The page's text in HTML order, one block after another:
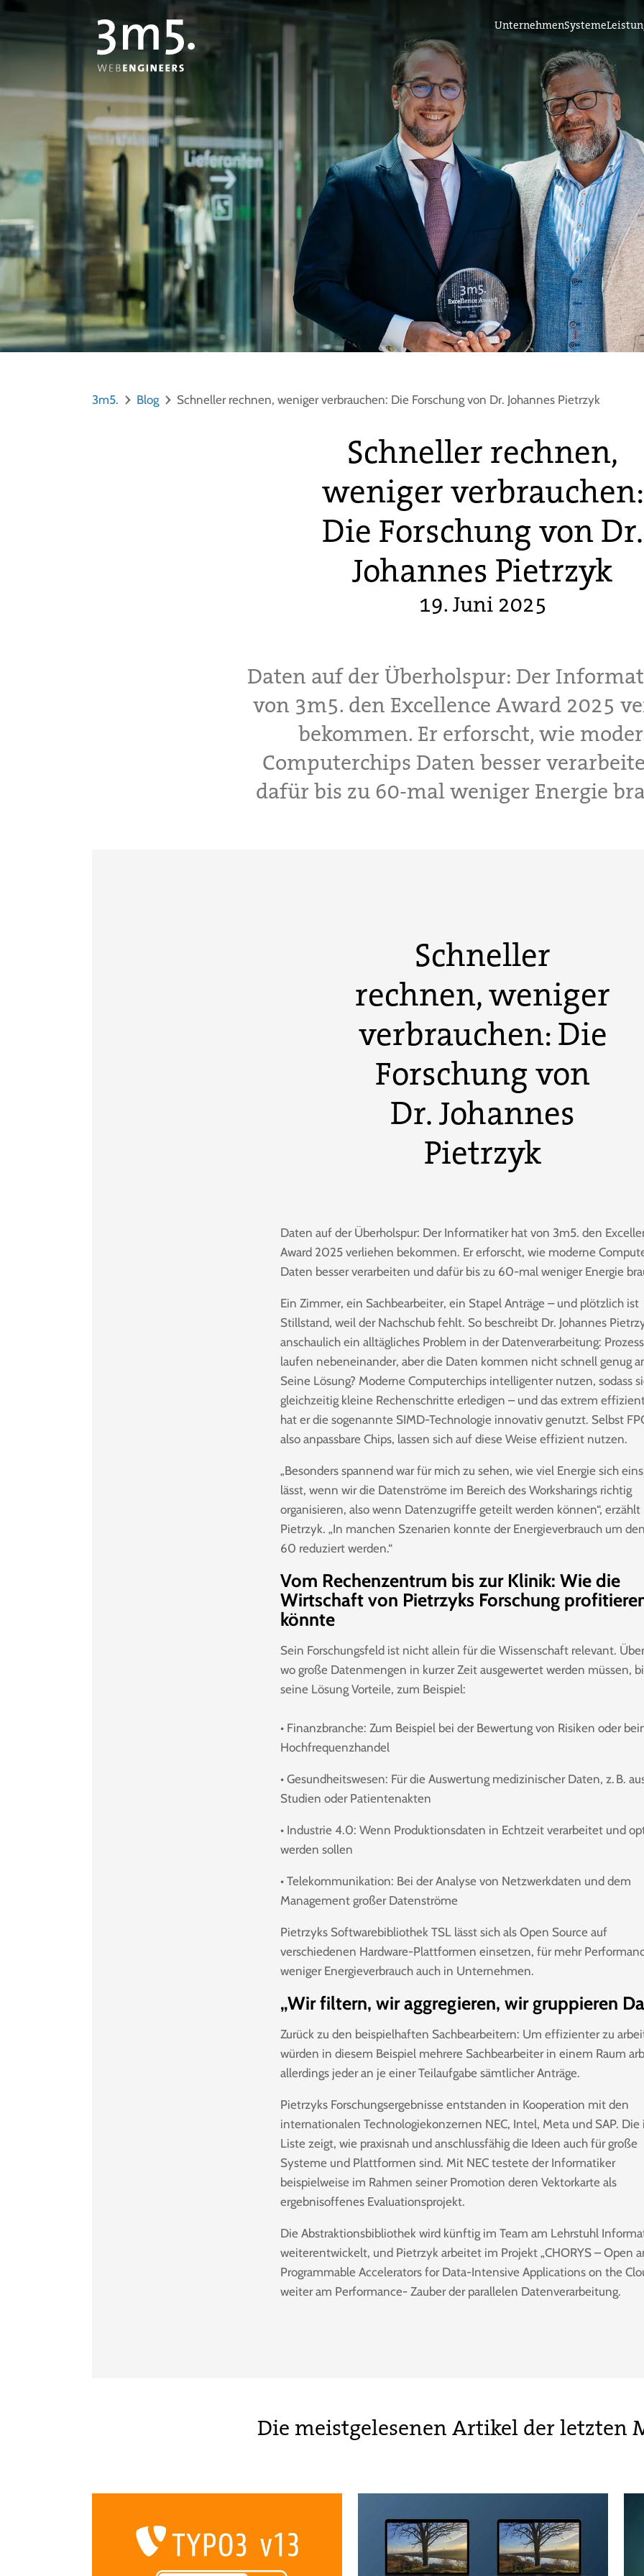
UnternehmenSysteme
3m5. Blog Schneller rechnen, weniger verbrauchen: Die Forschung von Dr. Johannes Pietrzyk
Schneller rechnen,
weniger verbrauchen:
Die Forschung von Dr.
Johannes Pietrzyk
19. Juni 2025
Daten auf der Überholspur: Der
von 3m5. den Excellence Award 2025
bekommen. Er erforscht, wie
Computerchips Daten besser
dafür bis zu 60-mal weniger Energie
Schneller
rechnen, weniger
verbrauchen: Die
Forschung von
Dr. Johannes
Pietrzyk
Daten auf der Überholspur: Der Informatiker hat von 3m5. den
Award 2025 verliehen bekommen. Er erforscht, wie moderne
Daten besser verarbeiten und dafür bis zu 60-mal weniger Energie
Ein Zimmer, ein Sachbearbeiter, ein Stapel Anträge – und plötzlich ist
Stillstand, weil der Nachschub fehlt. So beschreibt Dr. Johannes
anschaulich ein alltägliches Problem in der Datenverarbeitung:
laufen nebeneinander, aber die Daten kommen nicht schnell genug
Seine Lösung? Moderne Computerchips intelligenter nutzen, sodass
gleichzeitig kleine Rechenschritte erledigen – und das extrem
hat er die sogenannte SIMD-Technologie innovativ genutzt. Selbst
also anpassbare Chips, lassen sich auf diese Weise effizient nutzen.
„Besonders spannend war für mich zu sehen, wie viel Energie sich
lässt, wenn wir die Datenströme im Bereich des Worksharings richtig
organisieren, also wenn Datenzugriffe geteilt werden können“, erzählt
Pietrzyk. „In manchen Szenarien konnte der Energieverbrauch um
60 reduziert werden.“
Vom Rechenzentrum bis zur Klinik: Wie die
Wirtschaft von Pietrzyks Forschung
könnte
Sein Forschungsfeld ist nicht allein für die Wissenschaft relevant.
wo große Datenmengen in kurzer Zeit ausgewertet werden müssen,
seine Lösung Vorteile, zum Beispiel:
• Finanzbranche: Zum Beispiel bei der Bewertung von Risiken oder
Hochfrequenzhandel
• Gesundheitswesen: Für die Auswertung medizinischer Daten, z. B.
Studien oder Patientenakten
• Industrie 4.0: Wenn Produktionsdaten in Echtzeit verarbeitet und
werden sollen
• Telekommunikation: Bei der Analyse von Netzwerkdaten und dem
Management großer Datenströme
Pietrzyks Softwarebibliothek TSL lässt sich als Open Source auf
verschiedenen Hardware-Plattformen einsetzen, für mehr
weniger Energieverbrauch auch in Unternehmen.
„Wir filtern, wir aggregieren, wir gruppieren
Zurück zu den beispielhaften Sachbearbeitern: Um effizienter zu
würden in diesem Beispiel mehrere Sachbearbeiter in einem Raum
allerdings jeder an je einer Teilaufgabe sämtlicher Anträge.
Pietrzyks Forschungsergebnisse entstanden in Kooperation mit den
internationalen Technologiekonzernen NEC, Intel, Meta und SAP. Die
Liste zeigt, wie praxisnah und anschlussfähig die Ideen auch für große
Systeme und Plattformen sind. Mit NEC testete der Informatiker
beispielweise im Rahmen seiner Promotion deren Vektorkarte als
ergebnisoffenes Evaluationsprojekt.
Die Abstraktionsbibliothek wird künftig im Team am Lehrstuhl
weiterentwickelt, und Pietrzyk arbeitet im Projekt „CHORYS – Open
Programmable Accelerators for Data-Intensive Applications on the
weiter am Performance- Zauber der parallelen Datenverarbeitung.
Die meistgelesenen Artikel der letzten